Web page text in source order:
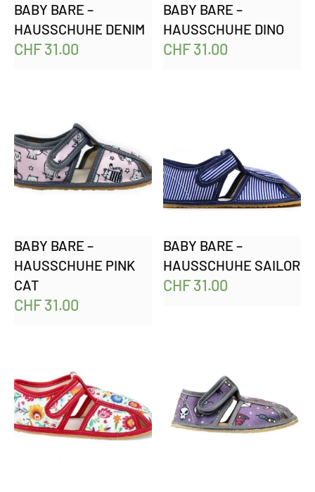
BABY BARE –
HAUSSCHUHE DENIM
CHF31.00
BABY BARE –
HAUSSCHUHE DINO
CHF31.00
BABY BARE –
HAUSSCHUHE PINK
CAT
CHF31.00
BABY BARE –
HAUSSCHUHE SAILOR
CHF31.00